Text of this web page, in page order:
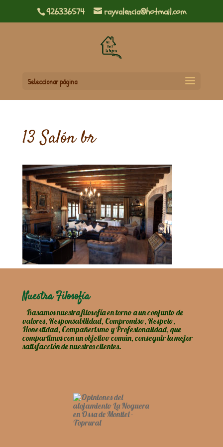
926336574 rayvalencia@hotmail.com
Seleccionar página
13 Salón br
Nuestra Filosofía
Basamos nuestra filosofía en torno a un conjunto de
valores, Responsabilidad, Compromiso, Respeto,
Honestidad, Compañerismo y Profesionalidad, que
compartimos con un objetivo común, conseguir la mejor
satisfacción de nuestros clientes.